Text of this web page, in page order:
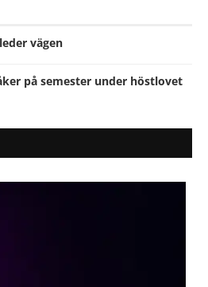
vägen
på semester under höstlovet